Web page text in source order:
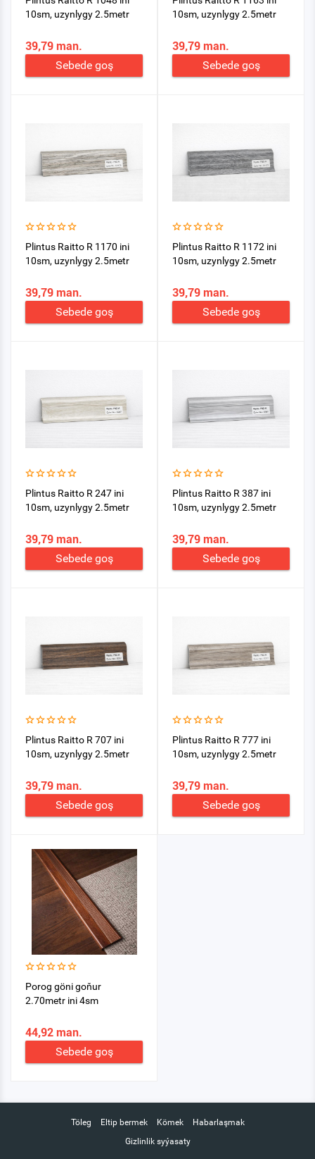
10sm, uzynlygy 2.5metr
39,79 man.
Sebede goş
10sm, uzynlygy 2.5metr
39,79 man.
Sebede goş
Plintus Raitto R 1170 ini
10sm, uzynlygy 2.5metr
39,79 man.
Sebede goş
Plintus Raitto R 1172 ini
10sm, uzynlygy 2.5metr
39,79 man.
Sebede goş
Plintus Raitto R 247 ini
10sm, uzynlygy 2.5metr
39,79 man.
Sebede goş
Plintus Raitto R 387 ini
10sm, uzynlygy 2.5metr
39,79 man.
Sebede goş
Plintus Raitto R 707 ini
10sm, uzynlygy 2.5metr
39,79 man.
Sebede goş
Plintus Raitto R 777 ini
10sm, uzynlygy 2.5metr
39,79 man.
Sebede goş
Porog göni goňur
2.70metr ini 4sm
44,92 man.
Sebede goş
Töleg Eltip bermek Kömek
Habarlaşmak
Gizlinlik syýasaty